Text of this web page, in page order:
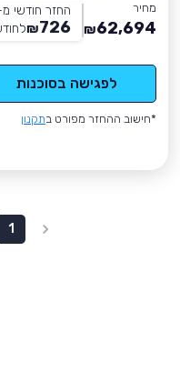
מחיר
62,694
₪
החזר חודשי
726
₪
לפגישה בסוכנות
*חישוב ההחזר מפורט בתקנון
1